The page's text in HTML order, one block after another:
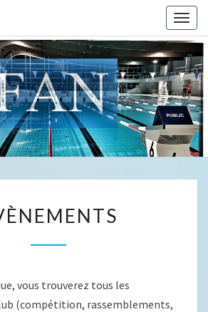
FAN
vous trouverez tous les
(compétition, rassemblements,